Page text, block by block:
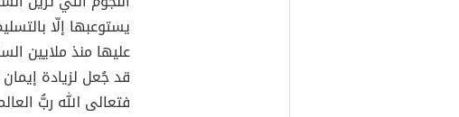
يستوعبها إلّا
عليها منذ ملايين
قد جُعل لزيادة إيمان
فتعالى الله ربُّ